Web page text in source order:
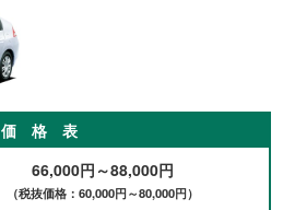
価 格 表
66,000円～88,000円
（税抜価格：60,000円～80,000円）